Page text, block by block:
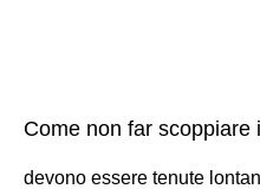
Come non far
devono essere tenute